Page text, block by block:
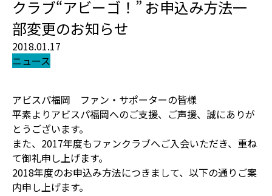
クラブ“アビーゴ！” お申込み方法一
部変更のお知らせ
2018.01.17
ニュース
アビスパ福岡 ファン・サポーターの皆様
平素よりアビスパ福岡へのご支援、ご声援、誠にありが
とうございます。
また、2017年度もファンクラブへご入会いただき、重ね
て御礼申し上げます。
2018年度のお申込み方法につきまして、以下の通りご案
内申し上げます。